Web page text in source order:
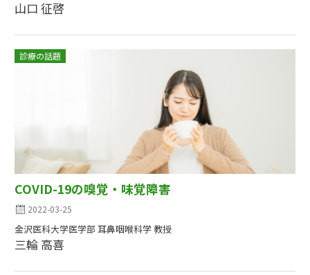
山口 征啓
診療の話題
COVID-19の嗅覚・味覚障害
2022-03-25
金沢医科大学医学部 耳鼻咽喉科学 教授
三輪 高喜